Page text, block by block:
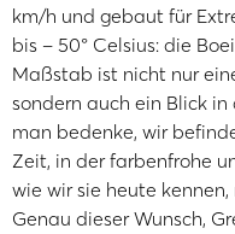
km/h und gebaut für
bis – 50° Celsius: die
Maßstab ist nicht nur
sondern auch ein Blick
man bedenke, wir
Zeit, in der farbenfrohe
wie wir sie heute
Genau dieser Wunsch,